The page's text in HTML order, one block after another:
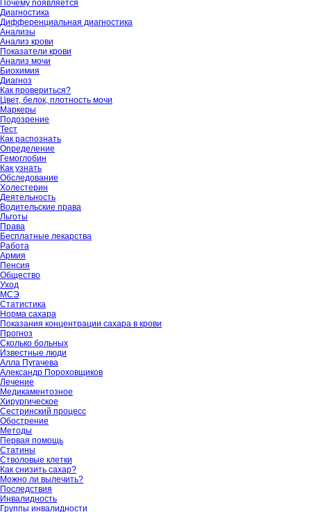
Почему появляется
Диагностика
Дифференциальная диагностика
Анализы
Анализ крови
Показатели крови
Анализ мочи
Биохимия
Диагноз
Как провериться?
Цвет, белок, плотность мочи
Маркеры
Подозрение
Тест
Как распознать
Определение
Гемоглобин
Как узнать
Обследование
Холестерин
Деятельность
Водительские права
Льготы
Права
Бесплатные лекарства
Работа
Армия
Пенсия
Общество
Уход
МСЭ
Статистика
Норма сахара
Показания концентрации сахара в крови
Прогноз
Сколько больных
Известные люди
Алла Пугачева
Александр Пороховщиков
Лечение
Медикаментозное
Хирургическое
Сестринский процесс
Обострение
Методы
Первая помощь
Статины
Стволовые клетки
Как снизить сахар?
Можно ли вылечить?
Последствия
Инвалидность
Группы инвалидности